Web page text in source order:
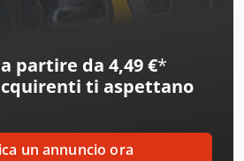
partire da 4,49 €*
ti aspettano
un annuncio ora